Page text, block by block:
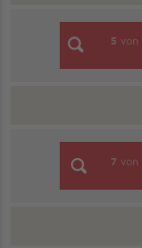
5 von
7 von